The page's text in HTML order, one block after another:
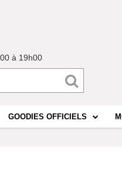
à 19h00
GOODIES OFFICIELS